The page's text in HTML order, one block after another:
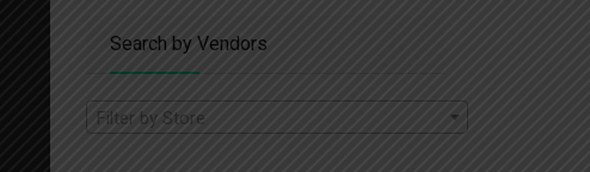
Search by Vendors
Filter by Store